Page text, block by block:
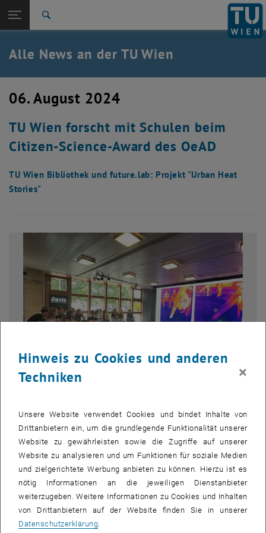
TU Login
Quicklinks
Quicklinks-Menü umschalten
Studium
Karriere
Zurück: Subseiten von TU Wien Startseite auflisten
Zurück zur letzten Ebene:
TU Wien Startseite
Übersicht
Alle News an der TU Wien
06. August 2024
TU Wien forscht mit Schulen beim
Citizen-Science-Award des OeAD
TU Wien Bibliothek und future.lab: Projekt "Urban Heat
Stories"
Vom 01. April bis 31. Juli 2024 hieß es wieder mitforschen beim
Citizen-Science-Award2024 des OeAD, Österreichs Agentur für
Bildung und Internationalisierung. Die TU Wien Bibliothek und das
future.lab Research Center waren mit „ Urban Heat Stories “ als eines
von acht ausgewählten Projekten mit dabei. Unsere Erfahrung der
Vielzahl an Anmeldungen zeigt, dass Hitze in der Stadt auf Grund
Hinweis zu Cookies und anderen
Techniken
×
Unsere Website verwendet Cookies und bindet Inhalte von
Drittanbietern ein, um die grundlegende Funktionalität unserer
Website zu gewährleisten sowie die Zugriffe auf unserer
Website zu analysieren und um Funktionen für soziale Medien
und zielgerichtete Werbung anbieten zu können. Hierzu ist es
nötig Informationen an die jeweiligen Dienstanbieter
weiterzugeben. Weitere Informationen zu Cookies und Inhalten
von Drittanbietern auf der Website finden Sie in unserer
Datenschutzerklärung